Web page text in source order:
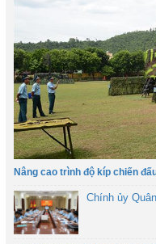
Nâng cao trình độ kíp chiến
Chính ủy